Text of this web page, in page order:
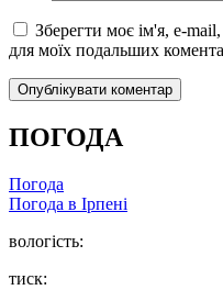
Зберегти моє ім'я, e-
для моїх подальших
ПОГОДА
Погода
Погода в Ірпені
вологість:
тиск: